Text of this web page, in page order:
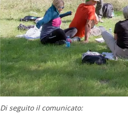
Di seguito il comunicato: